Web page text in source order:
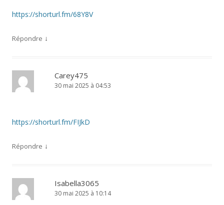
https://shorturl.fm/68Y8V
Répondre ↓
Carey475
30 mai 2025 à 04:53
https://shorturl.fm/FIJkD
Répondre ↓
Isabella3065
30 mai 2025 à 10:14